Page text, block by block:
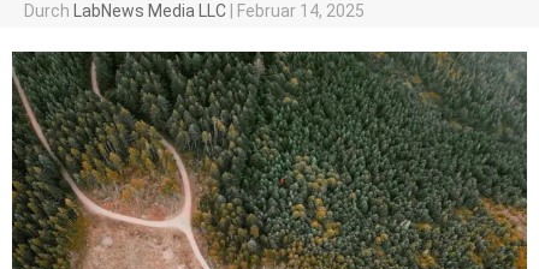
Durch LabNews Media LLC Februar 14, 2025